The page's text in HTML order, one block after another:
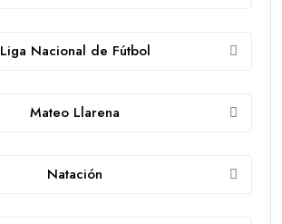
Liga Nacional de Fútbol
Mateo Llarena
Natación